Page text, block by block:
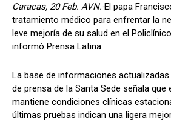
Caracas, 20 Feb. AVN.-El papa
tratamiento médico para enfrentar la
leve mejoría de su salud en el
informó Prensa Latina.
La base de informaciones
de prensa de la Santa Sede señala que
mantiene condiciones clínicas
últimas pruebas indican una ligera